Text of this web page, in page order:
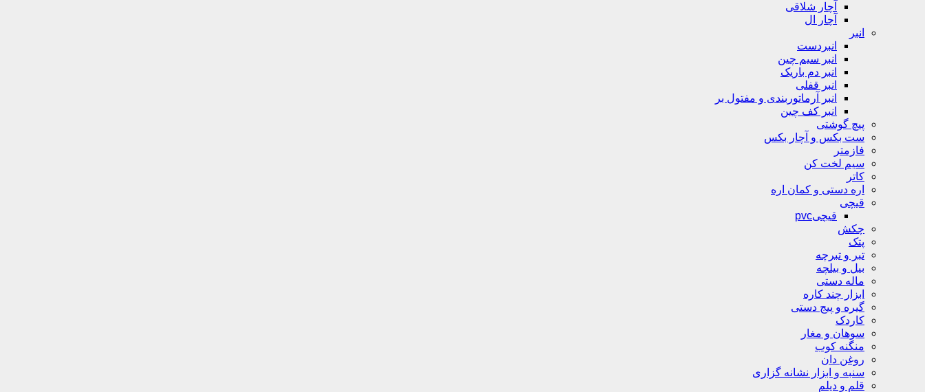
آچار شلاقی
آچار ال
انبر
انبردست
انبر سیم چین
انبر دم باریک
انبر قفلی
انبر آرماتوربندی و مفتول بر
انبر کف چین
پیچ گوشتی
ست بکس و آچار بکس
فازمتر
سیم لخت کن
کاتر
اره دستی و کمان اره
قیچی
قیچیpvc
چکش
پتک
تبر و تبرچه
بیل و بیلچه
ماله دستی
ابزار چند کاره
گیره و پیج دستی
کاردک
سوهان و مغار
منگنه کوب
روغن دان
سنبه و ابزار نشانه گزاری
قلم و دیلم